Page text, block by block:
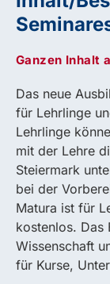
Ganzen Inhalt
Das neue
für Lehrlinge
Lehrlinge
mit der Lehre
Steiermark
bei der
Matura ist für
kostenlos. Das
Wissenschaft
für Kurse,